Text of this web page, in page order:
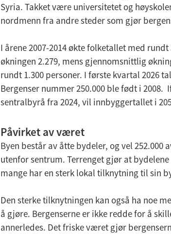
Syria. Takket være universitetet og
nordmenn fra andre steder som gjør
I årene 2007-2014 økte folketallet med rundt
økningen 2.279, mens gjennomsnittlig
rundt 1.300 personer. I første kvartal 2026
Bergenser nummer 250.000 ble født i
sentralbyrå fra 2024, vil innbyggertallet i
Påvirket av været
Byen består av åtte bydeler, og vel 252.000
utenfor sentrum. Terrenget gjør at
mange har en sterk lokal tilknytning til sin
Den sterke tilknytningen kan også ha noe
å gjøre. Bergenserne er ikke redde for å
annerledes. Det friske været gjør